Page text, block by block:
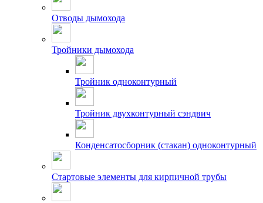
Отводы дымохода
Тройники дымохода
Тройник одноконтурный
Тройник двухконтурный сэндвич
Конденсатосборник (стакан) одноконтурный
Стартовые элементы для кирпичной трубы